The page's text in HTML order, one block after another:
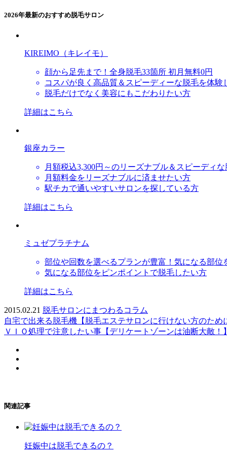
2026年最新のおすすめ脱毛サロン
KIREIMO（キレイモ）
顔から足先まで！全身脱毛33箇所 初月無料0円
コスパが良く高品質＆スピーディーな脱毛を体験
脱毛だけでなく美容にもこだわりたい方
詳細はこちら
銀座カラー
月額税込3,300円～のリーズナブル＆スピーディ
月額料金をリーズナブルに済ませたい方
駅チカで通いやすいサロンを探している方
詳細はこちら
ミュゼプラチナム
部位や回数を選べるプランが豊富！気になる部位
気になる部位をピンポイントで脱毛したい方
詳細はこちら
2015.02.21 脱毛サロンにまつわるコラム
自宅で出来る脱毛機【脱毛エステサロンに行けない方のため
ＶＩＯ処理で注意したい事【デリケートゾーンは油断大敵！】
関連記事
妊娠中は脱毛できるの？